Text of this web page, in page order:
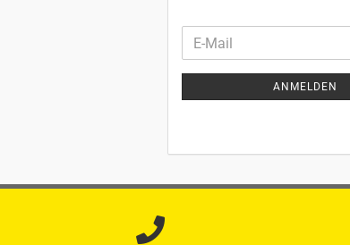
WEITER
ZUR
NEWSLETTER-
E-
Mail
ANMELDEN